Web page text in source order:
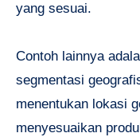
yang sesuai.
Contoh lainnya
segmentasi
menentukan lokasi
menyesuaikan